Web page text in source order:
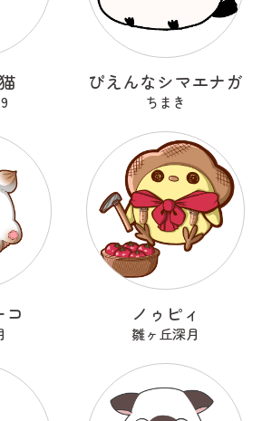
ぴえんなシマエナガ
ちまき
ノゥピィ
雛ヶ丘深月